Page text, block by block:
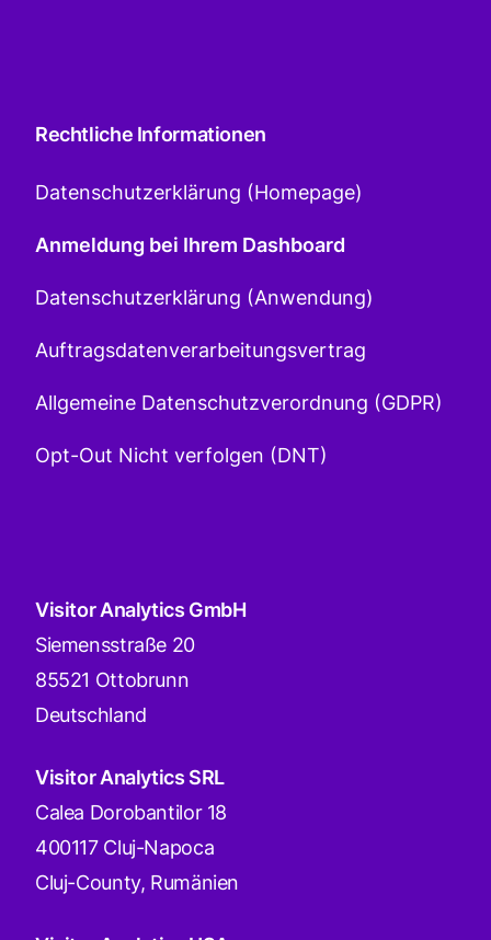
Rechtliche Informationen
Datenschutzerklärung (Homepage)
Anmeldung bei Ihrem Dashboard
Datenschutzerklärung (Anwendung)
Auftragsdatenverarbeitungsvertrag
Allgemeine Datenschutzverordnung (GDPR)
Opt-Out Nicht verfolgen (DNT)
Visitor Analytics GmbH
Siemensstraße 20
85521 Ottobrunn
Deutschland
Visitor Analytics SRL
Calea Dorobantilor 18
400117 Cluj-Napoca
Cluj-County, Rumänien